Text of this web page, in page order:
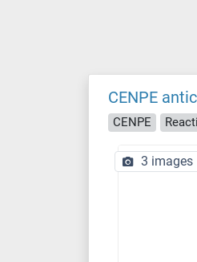
CENPE
CENPE
3 images